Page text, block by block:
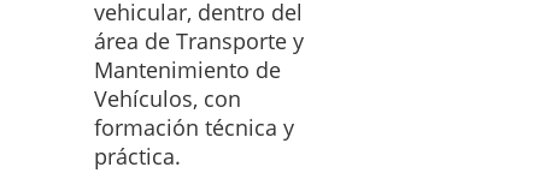
vehicular, dentro del
área de Transporte y
Mantenimiento de
Vehículos, con
formación técnica y
práctica.